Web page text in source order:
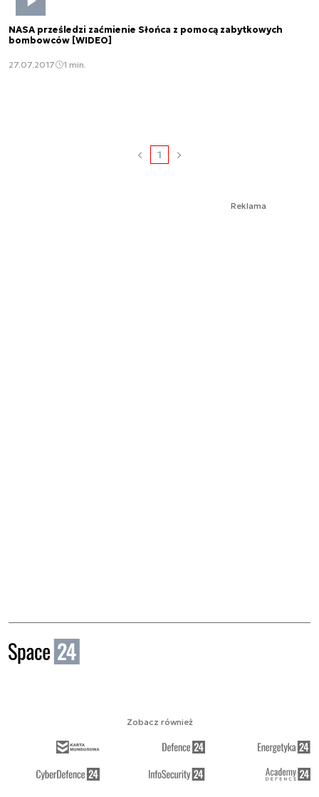
NASA prześledzi zaćmienie Słońca z pomocą zabytkowych
bombowców [WIDEO]
27.07.2017 1 min.
1
Reklama
Zobacz również